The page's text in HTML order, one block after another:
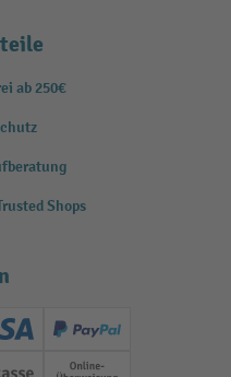
ab 250€
Shops
Creditcard (Visa)
PayPal